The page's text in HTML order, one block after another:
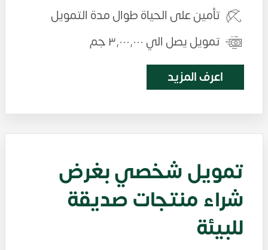
تأمين على الحياة طوال مدة التمويل
تمويل يصل الي ٣٬٠٠٠٬٠٠٠ جم
اعرف المزيد
تمويل شخصي بغرض
شراء منتجات صديقة
للبيئة